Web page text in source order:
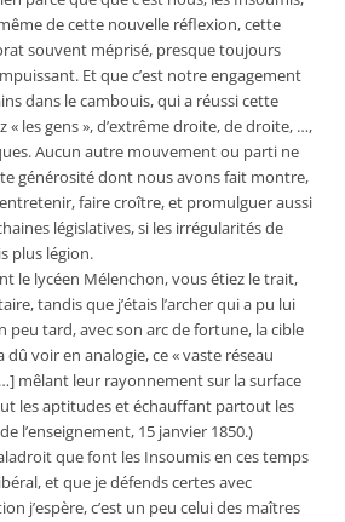
de cette nouvelle réflexion, cette
souvent méprisé, presque toujours
Et que c’est notre engagement
dans le cambouis, qui a réussi cette
« les gens », d’extrême droite, de droite, …,
Aucun autre mouvement ou parti ne
générosité dont nous avons fait montre,
faire croître, et promulguer aussi
législatives, si les irrégularités de
plus légion.
le lycéen Mélenchon, vous étiez le trait,
tandis que j’étais l’archer qui a pu lui
peu tard, avec son arc de fortune, la cible
voir en analogie, ce « vaste réseau
mêlant leur rayonnement sur la surface
les aptitudes et échauffant partout les
l’enseignement, 15 janvier 1850.)
que font les Insoumis en ces temps
et que je défends certes avec
j’espère, c’est un peu celui des maîtres